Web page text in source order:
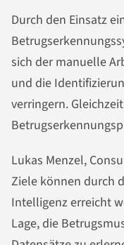
Durch den Einsatz
sich der manuelle
und die
verringern.
Lukas Menzel,
Ziele können durch
Intelligenz erreicht
Lage, die